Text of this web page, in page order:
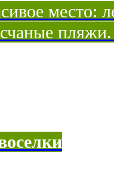
место: